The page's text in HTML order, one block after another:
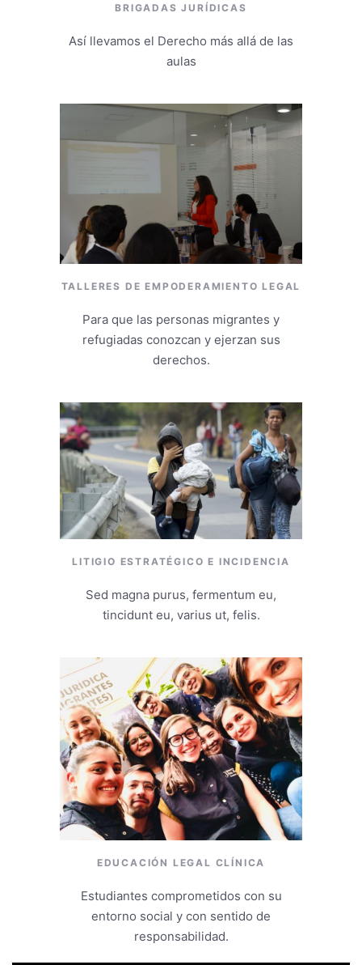
BRIGADAS JURÍDICAS
Así llevamos el Derecho más allá de las
aulas
TALLERES DE EMPODERAMIENTO LEGAL
Para que las personas migrantes y
refugiadas conozcan y ejerzan sus
derechos.
LITIGIO ESTRATÉGICO E INCIDENCIA
Sed magna purus, fermentum eu,
tincidunt eu, varius ut, felis.
EDUCACIÓN LEGAL CLÍNICA
Estudiantes comprometidos con su
entorno social y con sentido de
responsabilidad.